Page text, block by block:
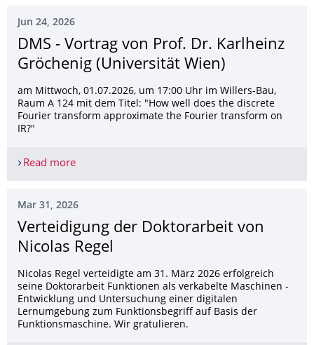
Jun 24, 2026
DMS - Vortrag von Prof. Dr. Karlheinz
Gröchenig (Universität Wien)
am Mittwoch, 01.07.2026, um 17:00 Uhr im Willers-Bau,
Raum A 124 mit dem Titel: "How well does the discrete
Fourier transform approximate the Fourier transform on
IR?"
Read moreDMS - Vortrag von Prof. Dr. Karlheinz Gröchenig
Mar 31, 2026
Verteidigung der Doktorarbeit von
Nicolas Regel
Nicolas Regel verteidigte am 31. März 2026 erfolgreich
seine Doktorarbeit Funktionen als verkabelte Maschinen -
Entwicklung und Untersuchung einer digitalen
Lernumgebung zum Funktionsbegriff auf Basis der
Funktionsmaschine. Wir gratulieren.